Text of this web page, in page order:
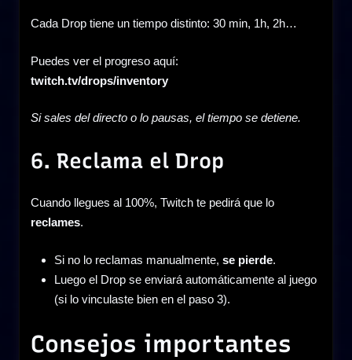
Cada Drop tiene un tiempo distinto: 30 min, 1h, 2h…
Puedes ver el progreso aquí:
twitch.tv/drops/inventory
Si sales del directo o lo pausas, el tiempo se detiene.
6. Reclama el Drop
Cuando llegues al 100%, Twitch te pedirá que lo
reclames.
Si no lo reclamas manualmente, se pierde.
Luego el Drop se enviará automáticamente al juego
(si lo vinculaste bien en el paso 3).
Consejos importantes